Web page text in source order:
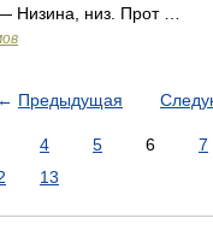
Низина, низ. Прот …
← Предыдущая
4 5 6 7
13